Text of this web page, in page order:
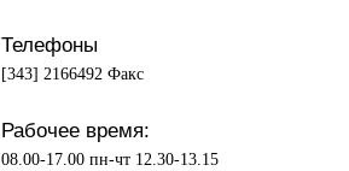
Телефоны
[343] 2166492 Факс
Рабочее время:
08.00-17.00 пн-чт 12.30-13.15